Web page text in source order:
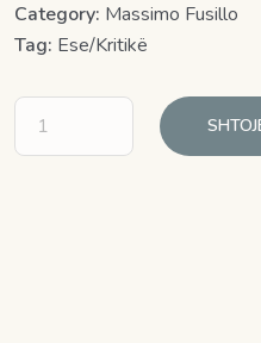
Category: Massimo Fusillo
Tag: Ese/Kritikë